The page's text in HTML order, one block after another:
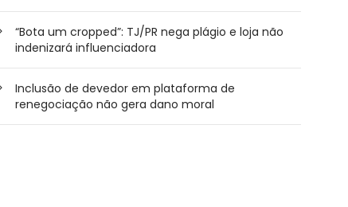
“Bota um cropped”: TJ/PR nega plágio e loja não
indenizará influenciadora
Inclusão de devedor em plataforma de
renegociação não gera dano moral